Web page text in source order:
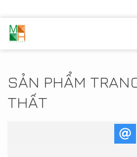
SẢN PHẨM
THẤT